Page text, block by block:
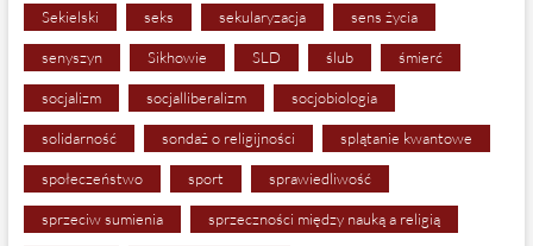
Sekielski seks sekularyzacja sens życia
senyszyn Sikhowie SLD ślub śmierć
socjalizm socjalliberalizm socjobiologia
solidarność sondaż o religijności splątanie kwantowe
społeczeństwo sport sprawiedliwość
sprzeciw sumienia sprzeczności między nauką a religią